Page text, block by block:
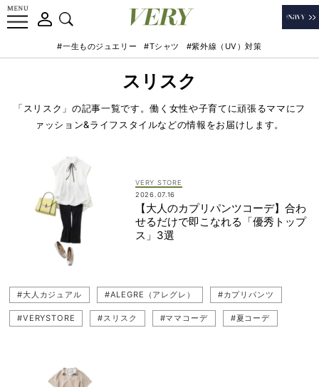
#一生ものジュエリー #Tシャツ #紫外線（UV）対策
スリスク
「スリスク」の記事一覧です。働く女性や子育てに頑張るママにフ
ァッション&ライフスタイルなどの情報をお届けします。
VERY STORE
2026.07.16
【大人のカプリパンツコーデ】合わ
せるだけで即こなれる「優秀トップ
ス」3選
#大人カジュアル #ALEGRE（アレグレ） #カプリパンツ
#VERYSTORE #スリスク #ママコーデ #夏コーデ